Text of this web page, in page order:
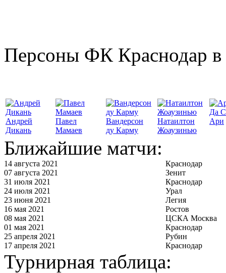
Персоны ФК Краснодар в
Андрей
Дикань
Павел
Мамаев
Вандерсон
ду Карму
Натаилтон
Жоаузинью
Да
Ари
Ближайшие матчи:
14 августа 2021
Краснодар
07 августа 2021
Зенит
31 июля 2021
Краснодар
24 июля 2021
Урал
23 июня 2021
Легия
16 мая 2021
Ростов
08 мая 2021
ЦСКА Москва
01 мая 2021
Краснодар
25 апреля 2021
Рубин
17 апреля 2021
Краснодар
Турнирная таблица: